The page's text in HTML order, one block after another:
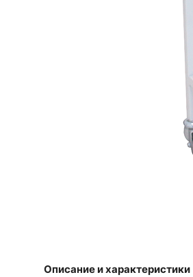
Описание и характеристики